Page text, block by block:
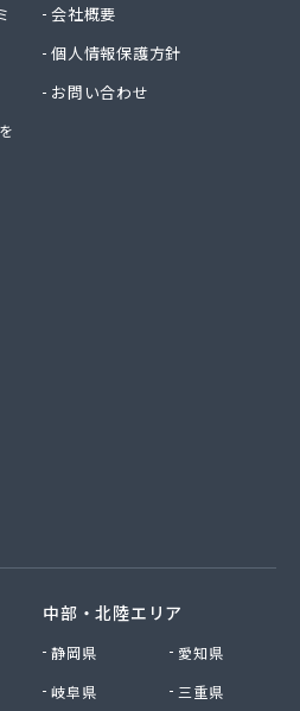
岡営業所
所
ンター
(株) つくば店
会社概要
個人情報保護方針
お問い合わせ
中部・北陸エリア
静岡県
愛知県
岐阜県
三重県